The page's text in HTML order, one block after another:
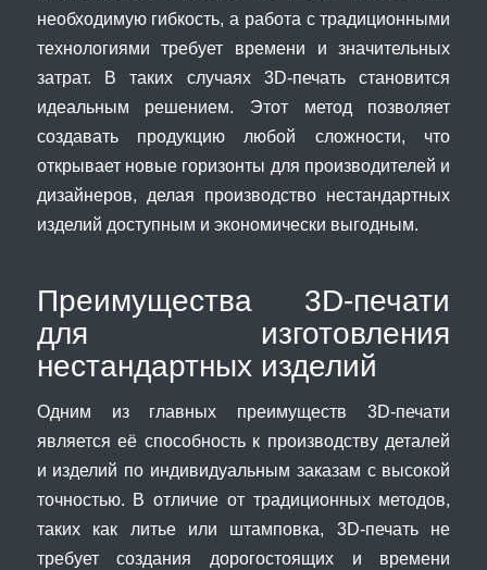
необходимую гибкость, а работа с традиционными
технологиями требует времени и значительных
затрат. В таких случаях 3D-печать становится
идеальным решением. Этот метод позволяет
создавать продукцию любой сложности, что
открывает новые горизонты для производителей и
дизайнеров, делая производство нестандартных
изделий доступным и экономически выгодным.
Преимущества 3D-печати
для изготовления
нестандартных изделий
Одним из главных преимуществ 3D-печати
является её способность к производству деталей
и изделий по индивидуальным заказам с высокой
точностью. В отличие от традиционных методов,
таких как литье или штамповка, 3D-печать не
требует создания дорогостоящих и времени